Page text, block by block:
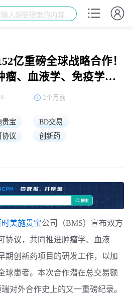
入想要搜索的内容
亿重磅全球战略合作！
瘤、血液学、免疫学三
2个月前
贵宝
BD交易
协议
创新药
时美施贵宝公司（BMS）宣布双方
协议，共同推进肿瘤学、血液
期创新药项目的研发工作，以加
球患者。本次合作潜在总交易额
瑞对外合作史上的又一重磅纪录。